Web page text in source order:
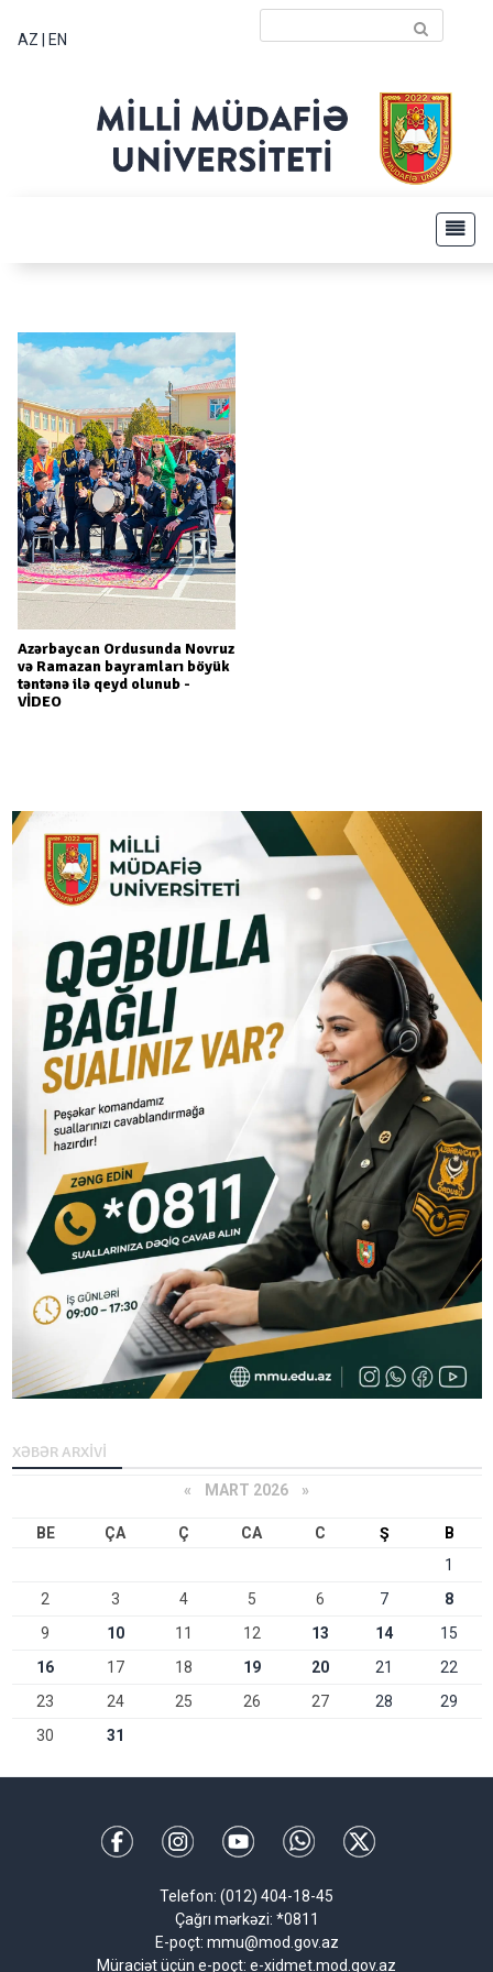
AZ EN
Azərbaycan Ordusunda Novruz
və Ramazan bayramları böyük
təntənə ilə qeyd olunub -
VİDEO
XƏBƏR ARXİVİ
« MART 2026 »
BE ÇA Ç CA C Ş
B
1
2
3 4 5 6 7
8
9
10 11 12 13 14
15
16
17 18 19 20 21
22
23
24 25 26 27 28
29
30
31
Telefon: (012) 404-18-45
Çağrı mərkəzi: *0811
E-poçt: mmu@mod.gov.az
Müraciət üçün e-poçt: e-xidmet.mod.gov.az